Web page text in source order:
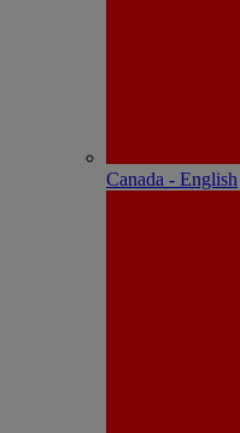
Canada - English